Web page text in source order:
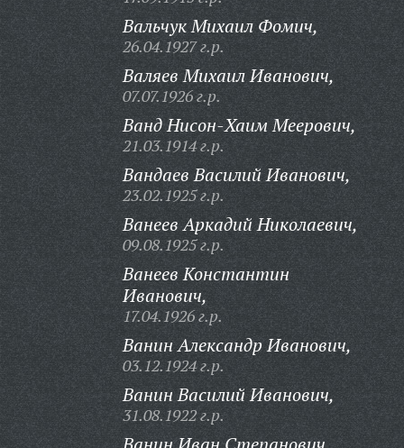
Вальчук Михаил Фомич,
26.04.1927 г.р.
Валяев Михаил Иванович,
07.07.1926 г.р.
Ванд Нисон-Хаим Меерович,
21.03.1914 г.р.
Вандаев Василий Иванович,
23.02.1925 г.р.
Ванеев Аркадий Николаевич,
09.08.1925 г.р.
Ванеев Константин
Иванович,
17.04.1926 г.р.
Ванин Александр Иванович,
03.12.1924 г.р.
Ванин Василий Иванович,
31.08.1922 г.р.